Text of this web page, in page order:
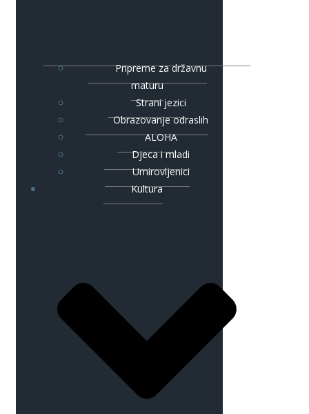
Pripreme za državnu
maturu
Strani jezici
Obrazovanje odraslih
ALOHA
Djeca i mladi
Umirovljenici
Kultura